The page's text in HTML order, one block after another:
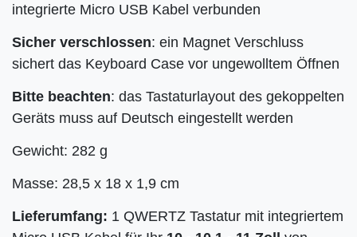
integrierte Micro USB Kabel verbunden
Sicher verschlossen: ein Magnet Verschluss
sichert das Keyboard Case vor ungewolltem Öffnen
Bitte beachten: das Tastaturlayout des gekoppelten
Geräts muss auf Deutsch eingestellt werden
Gewicht: 282 g
Masse: 28,5 x 18 x 1,9 cm
Lieferumfang: 1 QWERTZ Tastatur mit integriertem